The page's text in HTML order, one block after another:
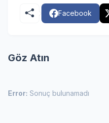
Facebook
Göz Atın
Error: Sonuç bulunamadı